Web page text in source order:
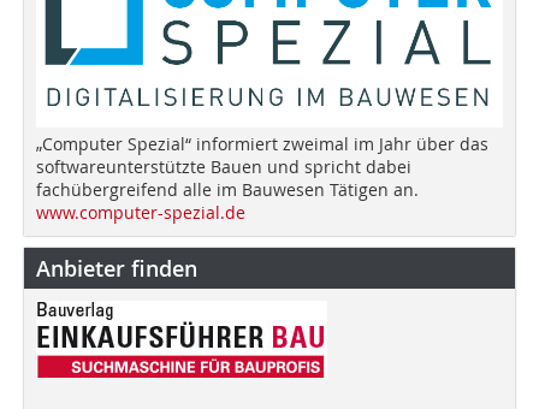
„Computer Spezial“ informiert zweimal im Jahr über das
softwareunterstützte Bauen und spricht dabei
fachübergreifend alle im Bauwesen Tätigen an.
www.computer-spezial.de
Anbieter finden